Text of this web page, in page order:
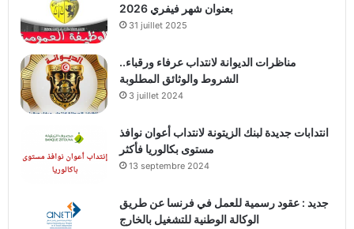
بعنوان شهر فيفري 2026
31 juillet 2025
مناظرات الديوانة لانتداب عرفاء ورقباء..
الشروط والوثائق المطلوبة
3 juillet 2024
انتدابات جديدة لبنك الزيتونة لانتداب أعوان نوافذ
مستوى بكالوريا فأكثر
13 septembre 2024
جديد : عقود رسمية للعمل في فرنسا عن طريق
الوكالة الوطنية للتشغيل بالخارج